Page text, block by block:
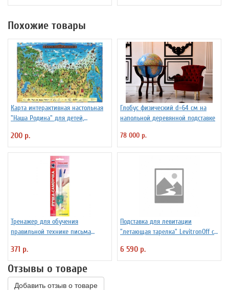
Похожие товары
Карта интерактивная настольная
"Наша Родина" для детей,
200 р.
Глобус физический d=64 см на
напольной деревянной подставке
78 000 р.
Тренажер для обучения
правильной технике письма
правшей
371 р.
Подставка для левитации
"летающая тарелка" LevitronOff с
6 590 р.
Отзывы о товаре
Добавить отзыв о товаре